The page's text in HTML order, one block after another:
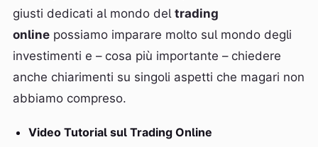
giusti dedicati al mondo del trading
online possiamo imparare molto sul mondo degli
investimenti e – cosa più importante – chiedere
anche chiarimenti su singoli aspetti che magari non
abbiamo compreso.
Video Tutorial sul Trading Online